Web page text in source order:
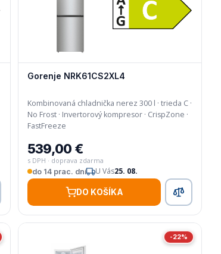
Gorenje NRK61CS2XL4
Kombinovaná chladnička nerez 300 l · trieda C ·
No Frost · Invertorový kompresor · CrispZone ·
FastFreeze
539,00 €
s DPH · doprava zdarma
do 14 prac. dní
U Vás25. 08.
DO KOŠÍKA
-22%